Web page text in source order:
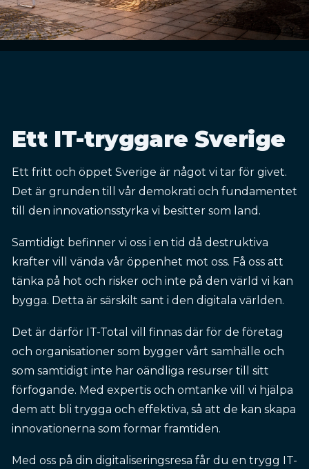
Ett IT-tryggare Sverige
Ett fritt och öppet Sverige är något vi tar för givet.
Det är grunden till vår demokrati och fundamentet
till den innovationsstyrka vi besitter som land.
Samtidigt befinner vi oss i en tid då destruktiva
krafter vill vända vår öppenhet mot oss. Få oss att
tänka på hot och risker och inte på den värld vi kan
bygga. Detta är särskilt sant i den digitala världen.
Det är därför IT-Total vill finnas där för de företag
och organisationer som bygger vårt samhälle och
som samtidigt inte har oändliga resurser till sitt
förfogande. Med expertis och omtanke vill vi hjälpa
dem att bli trygga och effektiva, så att de kan skapa
innovationerna som formar framtiden.
Med oss på din digitaliseringsresa får du en trygg IT-